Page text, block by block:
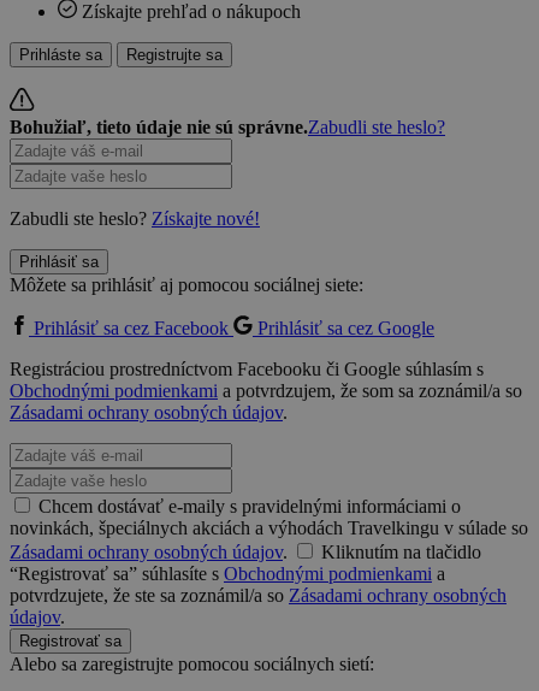
Získajte prehľad o nákupoch
Prihláste sa Registrujte sa
Bohužiaľ, tieto údaje nie sú správne.Zabudli ste heslo?
Zabudli ste heslo? Získajte nové!
Prihlásiť sa
Môžete sa prihlásiť aj pomocou sociálnej siete:
Prihlásiť sa cez Facebook
Prihlásiť sa cez Google
Registráciou prostredníctvom Facebooku či Google súhlasím s
Obchodnými podmienkami a potvrdzujem, že som sa zoznámil/a so
Zásadami ochrany osobných údajov.
Chcem dostávať e-maily s pravidelnými informáciami o
novinkách, špeciálnych akciách a výhodách Travelkingu v súlade so
Zásadami ochrany osobných údajov.
Kliknutím na tlačidlo
“Registrovať sa” súhlasíte s Obchodnými podmienkami a
potvrdzujete, že ste sa zoznámil/a so Zásadami ochrany osobných
údajov.
Registrovať sa
Alebo sa zaregistrujte pomocou sociálnych sietí: